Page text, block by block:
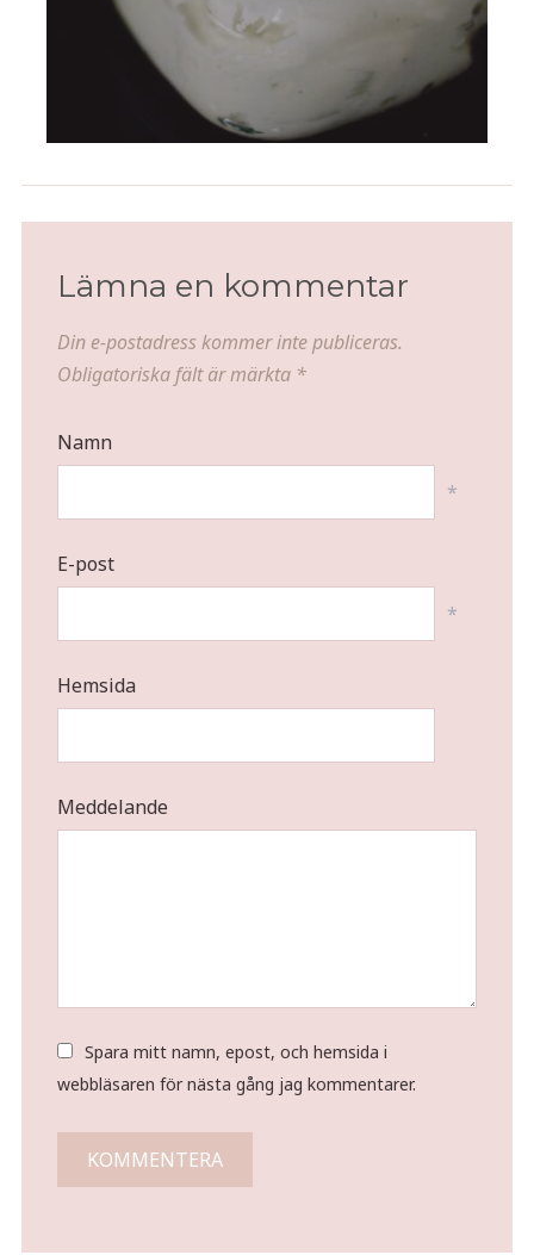
Lämna en kommentar
Din e-postadress kommer inte publiceras.
Obligatoriska fält är märkta *
Namn
*
E-post
*
Hemsida
Meddelande
Spara mitt namn, epost, och hemsida i
webbläsaren för nästa gång jag kommentarer.